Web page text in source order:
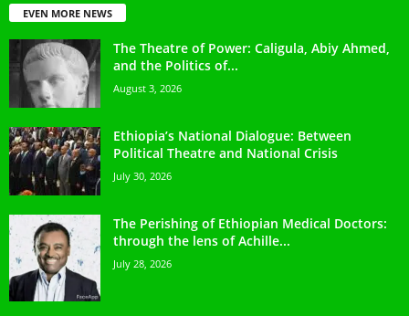
EVEN MORE NEWS
The Theatre of Power: Caligula, Abiy Ahmed,
and the Politics of...
August 3, 2026
Ethiopia’s National Dialogue: Between
Political Theatre and National Crisis
July 30, 2026
The Perishing of Ethiopian Medical Doctors:
through the lens of Achille...
July 28, 2026